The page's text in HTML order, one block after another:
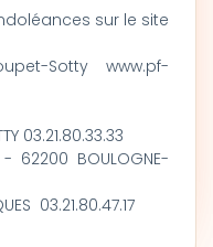
sur le site
Sotty www.pf-
03.21.80.33.33
BOULOGNE-
03.21.80.47.17